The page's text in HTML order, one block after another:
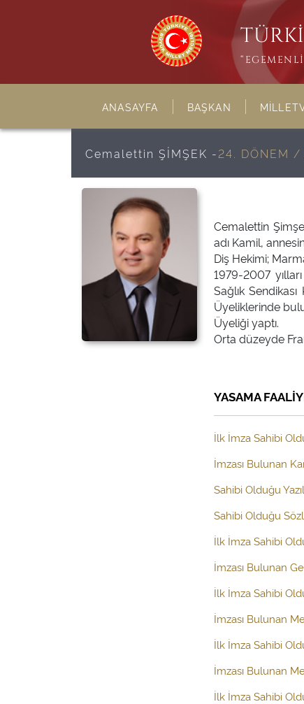
ANASAYFA BAŞKAN
Cemalettin ŞİMŞEK -24. DÖNEM /
Cemalettin
adı Kamil,
Diş Hekimi;
1979-2007
Sağlık
Üyeliklerinde
Üyeliği yaptı.
Orta düzeyde
YASAMA
İlk İmza Sahibi
İmzası Bulunan
Sahibi Olduğu
Sahibi Olduğu
İlk İmza Sahibi
İmzası Bulunan
İlk İmza Sahibi
İmzası Bulunan
İlk İmza Sahibi
İmzası Bulunan
İlk İmza Sahibi